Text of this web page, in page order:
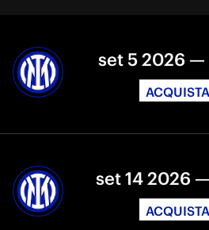
set 5 2026 —
ACQUISTA
set 14 2026
ACQUISTA